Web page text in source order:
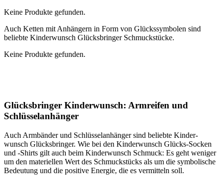
Kei­ne Pro­duk­te gefun­den.
Auch Ket­ten mit Anhän­gern in Form von Glücks­sym­bo­len sind
belieb­te Kin­der­wunsch Glücks­brin­ger Schmuck­stü­cke.
Kei­ne Pro­duk­te gefun­den.
Glücks­brin­ger Kin­der­wunsch: Arm­rei­fen und
Schlüs­sel­an­hän­ger
Auch Arm­bän­der und Schlüs­sel­an­hän­ger sind belieb­te Kin­der­
wunsch Glücks­brin­ger. Wie bei den Kin­der­wunsch Glücks-Socken
und ‑Shirts gilt auch beim Kin­der­wunsch Schmuck: Es geht weni­ger
um den mate­ri­el­len Wert des Schmuck­stücks als um die sym­bo­li­sche
Bedeu­tung und die posi­ti­ve Ener­gie, die es ver­mit­teln soll.